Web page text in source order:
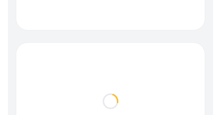
Loading...